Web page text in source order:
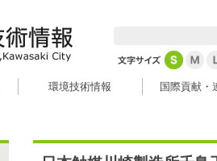
環境技術情報 国際貢献・